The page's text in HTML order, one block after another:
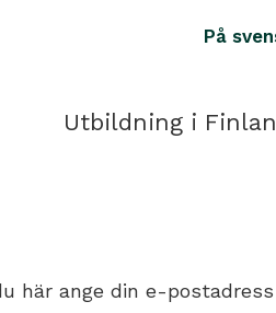
På
Utbildning i
här ange din e-